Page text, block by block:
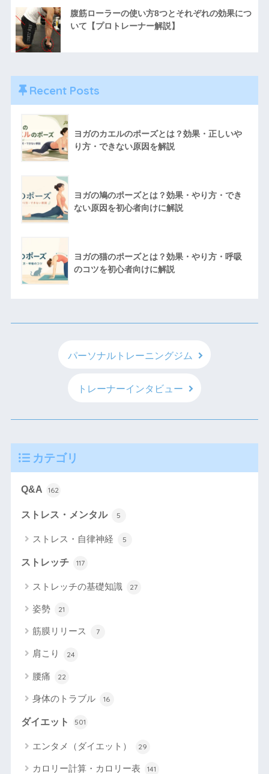
腹筋ローラーの使い方8つとそれぞれの効果につ
いて【プロトレーナー解説】
Recent Posts
ヨガのカエルのポーズとは？効果・正しいや
り方・できない原因を解説
ヨガの鳩のポーズとは？効果・やり方・でき
ない原因を初心者向けに解説
ヨガの猫のポーズとは？効果・やり方・呼吸
のコツを初心者向けに解説
パーソナルトレーニングジム
トレーナーインタビュー
カテゴリ
Q&A 162
ストレス・メンタル 5
ストレス・自律神経 5
ストレッチ 117
ストレッチの基礎知識 27
姿勢 21
筋膜リリース 7
肩こり 24
腰痛 22
身体のトラブル 16
ダイエット 501
エンタメ（ダイエット） 29
カロリー計算・カロリー表 141